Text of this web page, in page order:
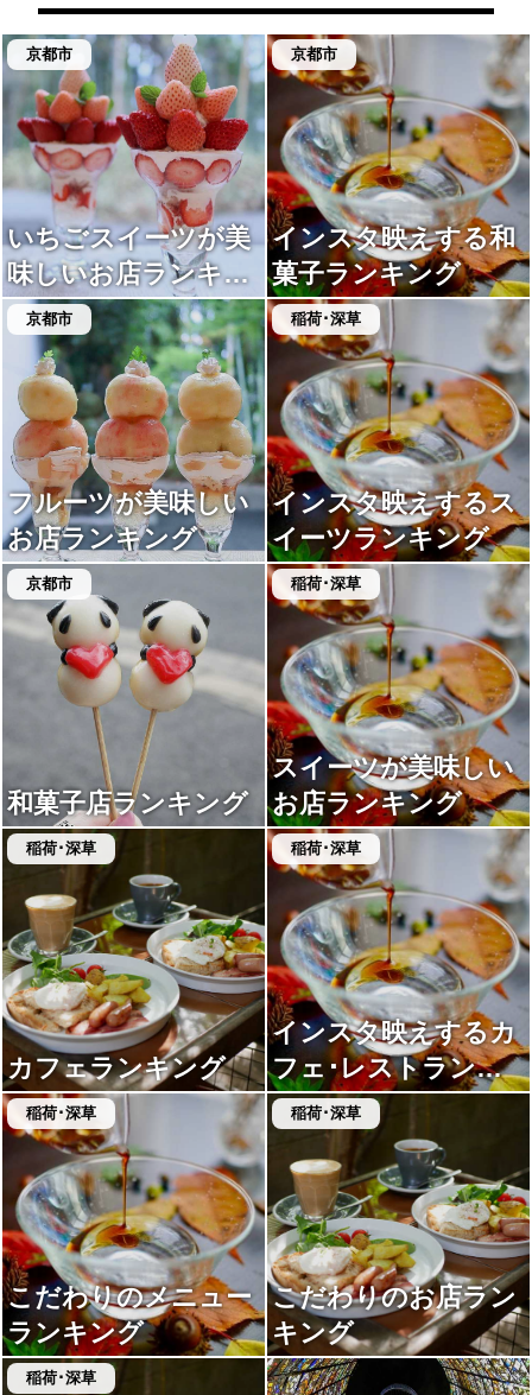
応えあり♪
京都市
いちごスイーツが美
味しいお店ランキン
グ
京都市
インスタ映えする和
菓子ランキング
京都市
フルーツが美味しい
お店ランキング
稲荷･深草
インスタ映えするス
イーツランキング
京都市
和菓子店ランキング
稲荷･深草
スイーツが美味しい
お店ランキング
稲荷･深草
カフェランキング
稲荷･深草
インスタ映えするカ
フェ･レストランラ
ンキング
稲荷･深草
こだわりのメニュー
ランキング
稲荷･深草
こだわりのお店ラン
キング
稲荷･深草